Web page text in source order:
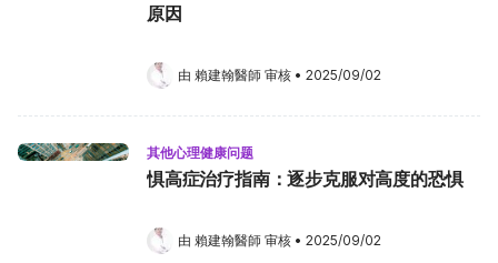
原因
由 賴建翰醫師 审核 • 2025/09/02
其他心理健康问题
惧高症治疗指南：逐步克服对高度的恐惧
由 賴建翰醫師 审核 • 2025/09/02